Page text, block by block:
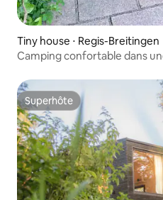
Tiny house ⋅ Regis-Breitingen
Camping confortable dans
Superhôte
Superhôte